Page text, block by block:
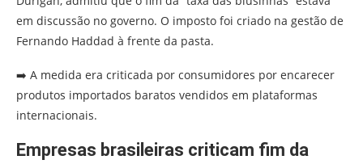
em discussão no governo. O imposto foi criado na gestão de
Fernando Haddad à frente da pasta.
➡️ A medida era criticada por consumidores por encarecer
produtos importados baratos vendidos em plataformas
internacionais.
Empresas brasileiras criticam fim da